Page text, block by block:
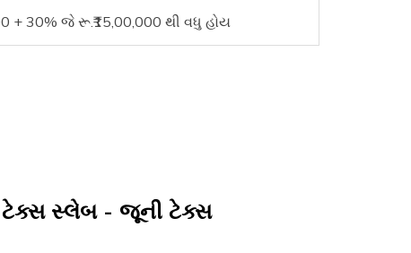
+ 30% જે રૂ.₹15,00,000 થી વધુ હોય
ટેક્સ સ્લેબ - જૂની ટેક્સ